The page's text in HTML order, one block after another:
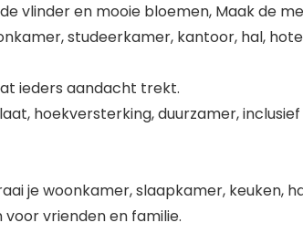
vlinder en mooie bloemen, Maak de
studeerkamer, kantoor, hal,
ieders aandacht trekt.
hoekversterking, duurzamer, inclusief
je woonkamer, slaapkamer, keuken,
vrienden en familie.